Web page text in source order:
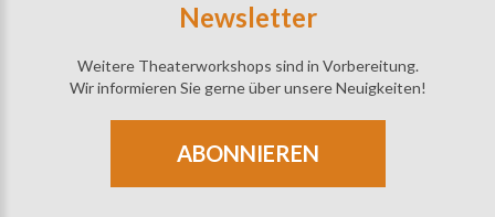
Newsletter
Weitere Theaterworkshops sind in Vorbereitung.
Wir informieren Sie gerne über unsere Neuigkeiten!
ABONNIEREN